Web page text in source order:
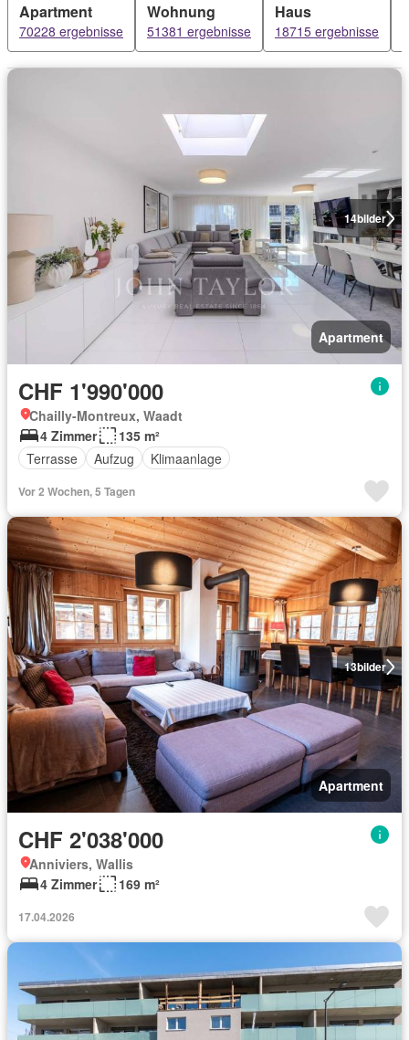
Apartment
70228 ergebnisse
Wohnung
51381 ergebnisse
Haus
18715 ergebnisse
14bilder
Apartment
CHF 1'990'000
Chailly-Montreux, Waadt
4 Zimmer
135 m²
Terrasse
Aufzug Klimaanlage
Vor 2 Wochen, 5 Tagen
13bilder
Apartment
CHF 2'038'000
Anniviers, Wallis
4 Zimmer
169 m²
17.04.2026